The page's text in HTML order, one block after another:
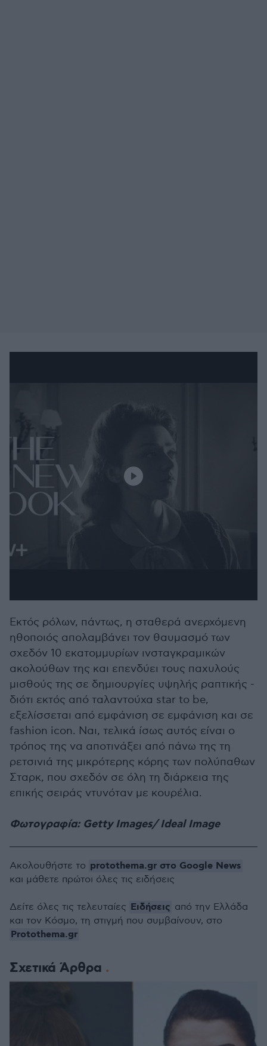
Εκτός ρόλων, πάντως, η σταθερά ανερχόμενη
ηθοποιός απολαμβάνει τον θαυμασμό των
σχεδόν 10 εκατομμυρίων ινσταγκραμικών
ακολούθων της και επενδύει τους παχυλούς
μισθούς της σε δημιουργίες υψηλής ραπτικής -
διότι εκτός από ταλαντούχα star to be,
εξελίσσεται από εμφάνιση σε εμφάνιση και σε
fashion icon. Ναι, τελικά ίσως αυτός είναι ο
τρόπος της να αποτινάξει από πάνω της τη
ρετσινιά της μικρότερης κόρης των πολύπαθων
Σταρκ, που σχεδόν σε όλη τη διάρκεια της
επικής σειράς ντυνόταν με κουρέλια.
Φωτογραφία: Getty Images/ Ideal Image
Σχετικά Άρθρα
Ακολουθήστε το protothema.gr στο Google News
και μάθετε πρώτοι όλες τις ειδήσεις
Δείτε όλες τις τελευταίες Ειδήσεις από την Ελλάδα
και τον Κόσμο, τη στιγμή που συμβαίνουν, στο
Protothema.gr